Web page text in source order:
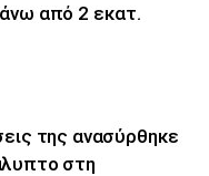
από 2 εκατ.
της ανασύρθηκε
στη